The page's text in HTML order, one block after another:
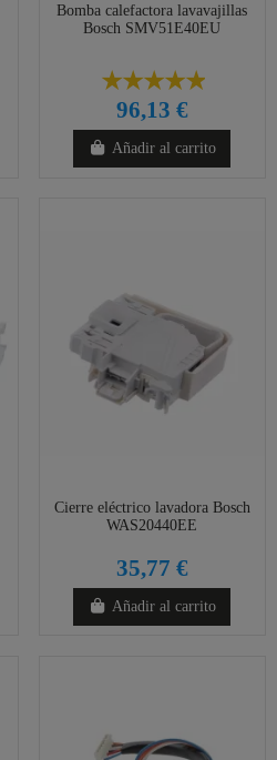
Bomba calefactora lavavajillas
Bosch SMV51E40EU
96,13 €
Añadir al carrito
Cierre eléctrico lavadora Bosch
WAS20440EE
35,77 €
Añadir al carrito